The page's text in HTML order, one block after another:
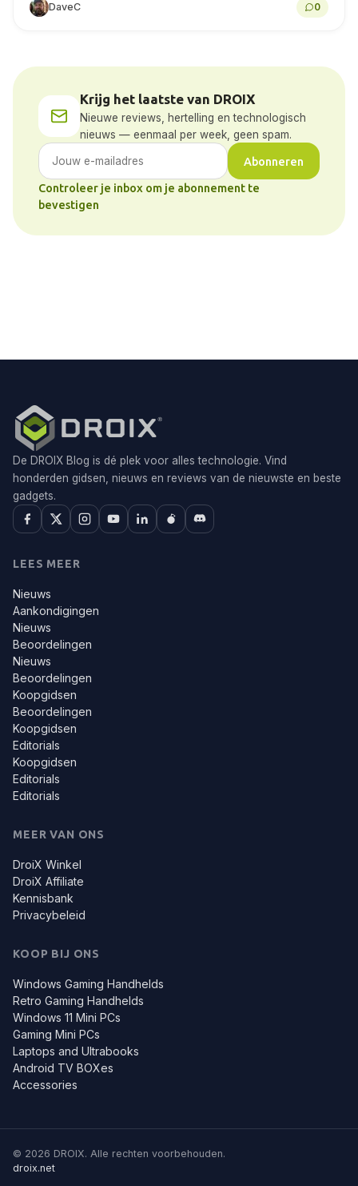
DaveC 0
Krijg het laatste van DROIX
Nieuwe reviews, hertelling en technologisch
nieuws — eenmaal per week, geen spam.
Abonneren
Controleer je inbox om je abonnement te
bevestigen
De DROIX Blog is dé plek voor alles technologie. Vind
honderden gidsen, nieuws en reviews van de nieuwste en beste
gadgets.
LEES MEER
Nieuws
Aankondigingen
Nieuws
Beoordelingen
Nieuws
Beoordelingen
Koopgidsen
Beoordelingen
Koopgidsen
Editorials
Koopgidsen
Editorials
Editorials
MEER VAN ONS
DroiX Winkel
DroiX Affiliate
Kennisbank
Privacybeleid
KOOP BIJ ONS
Windows Gaming Handhelds
Retro Gaming Handhelds
Windows 11 Mini PCs
Gaming Mini PCs
Laptops and Ultrabooks
Android TV BOXes
Accessories
© 2026 DROIX. Alle rechten voorbehouden.
droix.net